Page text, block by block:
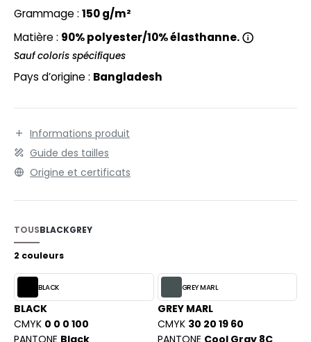
IN EUROPE
LABEL / TEAR AWAY
SHOPPING
VETEMENTS
ROW
OF THE LOOM
- BLANKS
Grammage : 150 g/m²
Matière : 90% polyester/10% élasthanne.
Sauf coloris spécifiques
Pays d’origine : Bangladesh
Informations produit
Guide des tailles
Origine et certificats
TOUSBLACKGREY
2 couleurs
BLACK
BLACK
CMYK 0 0 0 100
PANTONE Black
GREY MARL
GREY MARL
CMYK 30 20 19 60
PANTONE Cool Gray 8C